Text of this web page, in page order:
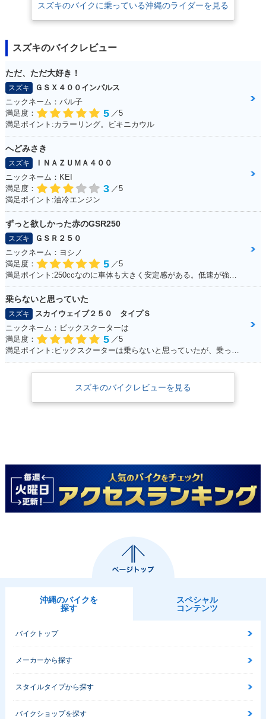
スズキのバイクに乗っている沖縄のライダーを見る
スズキのバイクレビュー
ただ、ただ大好き！
スズキ
ＧＳＸ４００インパルス
ニックネーム：パル子
満足度：
5 ／5
満足ポイント:カラーリング。ビキニカウル
へどみさき
スズキ
ＩＮＡＺＵＭＡ４００
ニックネーム：KEI
満足度：
3 ／5
満足ポイント:油冷エンジン
ずっと欲しかった赤のGSR250
スズキ
ＧＳＲ２５０
ニックネーム：ヨシノ
満足度：
5 ／5
満足ポイント:250ccなのに車体も大きく安定感がある。低速が強いのエンスト知らず。
乗らないと思っていた
スズキ
スカイウェイブ２５０ タイプＳ
ニックネーム：ビックスクーターは
満足度：
5 ／5
満足ポイント:ビックスクーターは乗らないと思っていたが、乗ってみると離れなれなくなった。 運転しやすい！メットイン大きい！走りのストレスもない！ 通勤・通学にぴったりで、とても良い足☆ カスタムパーツも多くて楽しい！結局楽しいオススメの一台になりました！
スズキのバイクレビューを見る
沖縄のバイクを
探す
スペシャル
コンテンツ
バイクトップ
メーカーから探す
スタイルタイプから探す
バイクショップを探す